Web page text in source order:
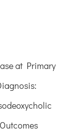
at Primary